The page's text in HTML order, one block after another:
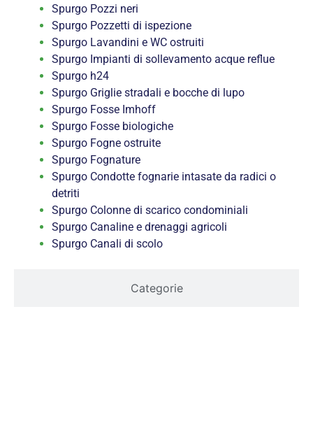
Categorie
Spurgo Pozzi neri
Spurgo Pozzetti di ispezione
Spurgo Lavandini e WC ostruiti
Spurgo Impianti di sollevamento acque reflue
Spurgo h24
Spurgo Griglie stradali e bocche di lupo
Spurgo Fosse Imhoff
Spurgo Fosse biologiche
Spurgo Fogne ostruite
Spurgo Fognature
Spurgo Condotte fognarie intasate da radici o
detriti
Spurgo Colonne di scarico condominiali
Spurgo Canaline e drenaggi agricoli
Spurgo Canali di scolo